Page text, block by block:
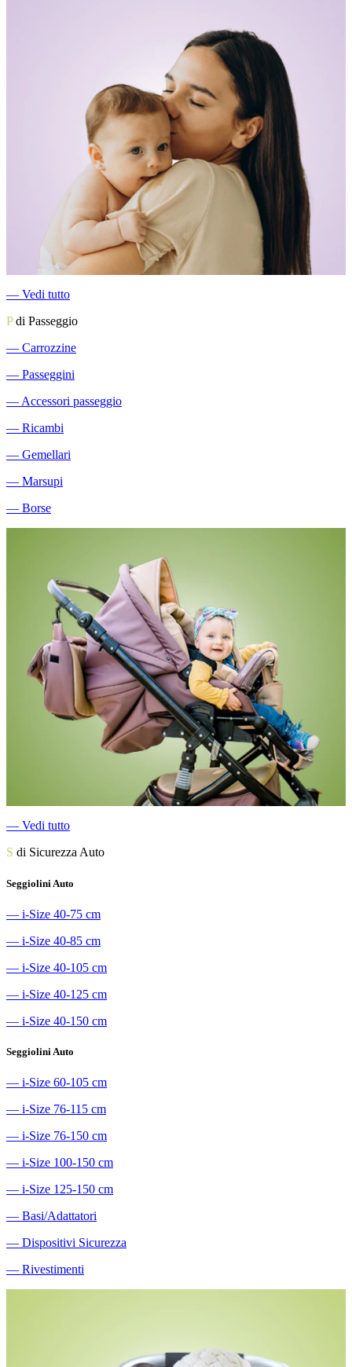
― Vedi tutto
Pdi Passeggio
― Carrozzine
― Passeggini
― Accessori passeggio
― Ricambi
― Gemellari
― Marsupi
― Borse
― Vedi tutto
S di Sicurezza Auto
Seggiolini Auto
― i-Size 40-75 cm
― i-Size 40-85 cm
― i-Size 40-105 cm
― i-Size 40-125 cm
― i-Size 40-150 cm
Seggiolini Auto
― i-Size 60-105 cm
― i-Size 76-115 cm
― i-Size 76-150 cm
― i-Size 100-150 cm
― i-Size 125-150 cm
― Basi/Adattatori
― Dispositivi Sicurezza
― Rivestimenti